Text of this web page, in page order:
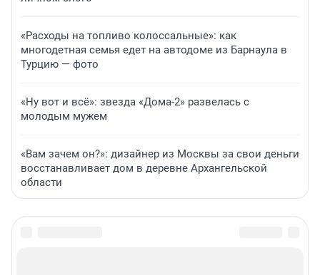
«Расходы на топливо колоссальные»: как
многодетная семья едет на автодоме из Барнаула в
Турцию — фото
«Ну вот и всё»: звезда «Дома-2» развелась с
молодым мужем
«Вам зачем он?»: дизайнер из Москвы за свои деньги
восстанавливает дом в деревне Архангельской
области